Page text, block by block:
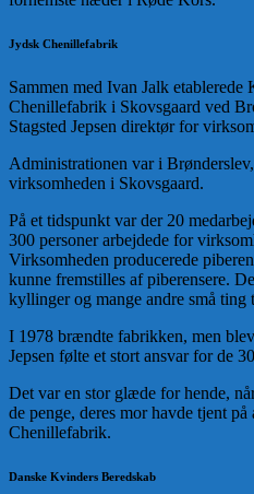
Jydsk Chenillefabrik
Sammen med Ivan Jalk etablerede
Chenillefabrik i Skovsgaard ved
Stagsted Jepsen direktør for
Administrationen var i
virksomheden i Skovsgaard.
På et tidspunkt var der 20
300 personer arbejdede for
Virksomheden producerede
kunne fremstilles af piberensere.
kyllinger og mange andre små ting
I 1978 brændte fabrikken, men
Jepsen følte et stort ansvar for de
Det var en stor glæde for hende,
de penge, deres mor havde tjent på
Chenillefabrik.
Danske Kvinders Beredskab